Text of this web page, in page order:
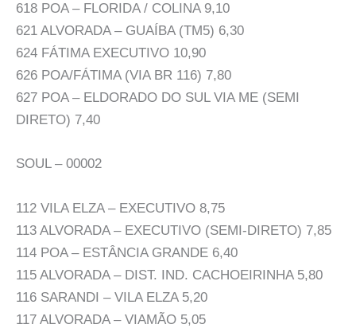
618 POA – FLORIDA / COLINA 9,10
621 ALVORADA – GUAÍBA (TM5) 6,30
624 FÁTIMA EXECUTIVO 10,90
626 POA/FÁTIMA (VIA BR 116) 7,80
627 POA – ELDORADO DO SUL VIA ME (SEMI
DIRETO) 7,40
SOUL – 00002
112 VILA ELZA – EXECUTIVO 8,75
113 ALVORADA – EXECUTIVO (SEMI-DIRETO) 7,85
114 POA – ESTÂNCIA GRANDE 6,40
115 ALVORADA – DIST. IND. CACHOEIRINHA 5,80
116 SARANDI – VILA ELZA 5,20
117 ALVORADA – VIAMÃO 5,05